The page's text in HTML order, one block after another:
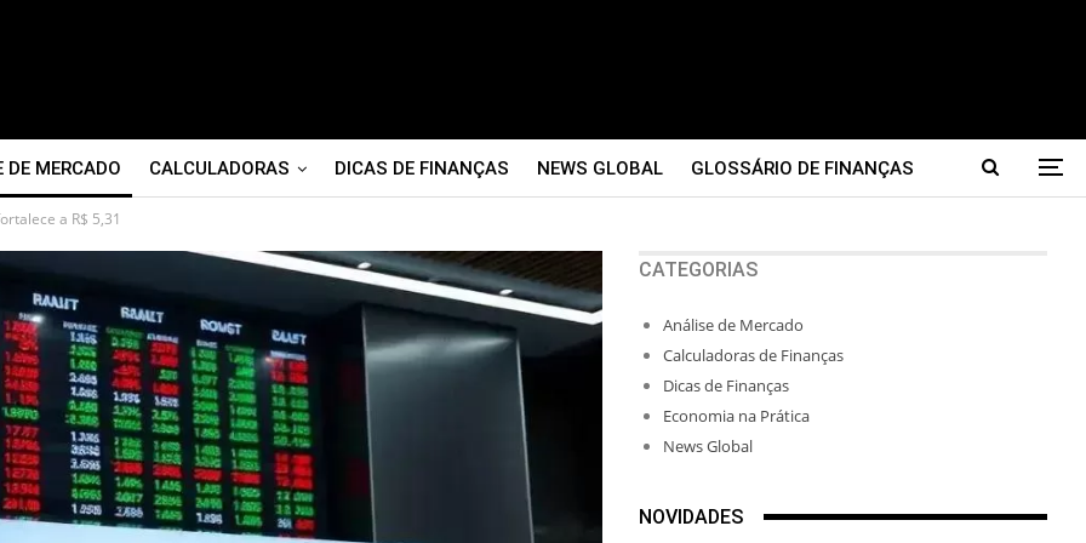
DE MERCADO CALCULADORAS DICAS DE FINANÇAS NEWS GLOBAL GLOSSÁRIO DE FINANÇAS
a R$ 5,31
CATEGORIAS
Análise de Mercado
Calculadoras de Finanças
Dicas de Finanças
Economia na Prática
News Global
NOVIDADES